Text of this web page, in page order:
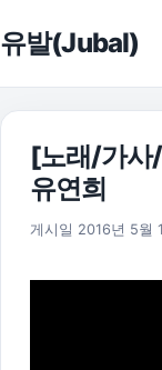
유발(Jubal)
[노래/가사
유연희
게시일 2016년 5월